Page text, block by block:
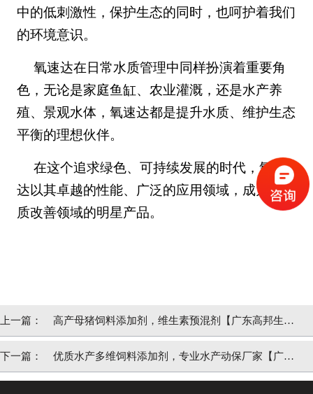
中的低刺激性，保护生态的同时，也呵护着我们
的环境意识。
氧速达在日常水质管理中同样扮演着重要角
色，无论是家庭鱼缸、农业灌溉，还是水产养
殖、景观水体，氧速达都是提升水质、维护生态
平衡的理想伙伴。
在这个追求绿色、可持续发展的时代，氧速
达以其卓越的性能、广泛的应用领域，成为了水
质改善领域的明星产品。
上一篇： 高产母猪饲料添加剂，维生素预混剂【广东高邦生
物】
下一篇： 优质水产多维饲料添加剂，专业水产动保厂家【广东